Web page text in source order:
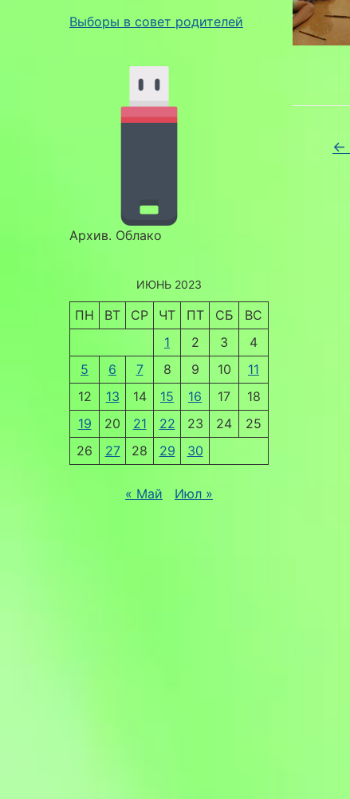
Выборы в совет родителей
Архив. Облако
ИЮНЬ 2023
ПН ВТ СР ЧТ ПТ СБ
ВС
1
2 3
4
5
6 7 8 9 10
11
12
13 14 15 16 17
18
19
20 21 22 23 24
25
26
27 28 29 30
« Май Июл »
←